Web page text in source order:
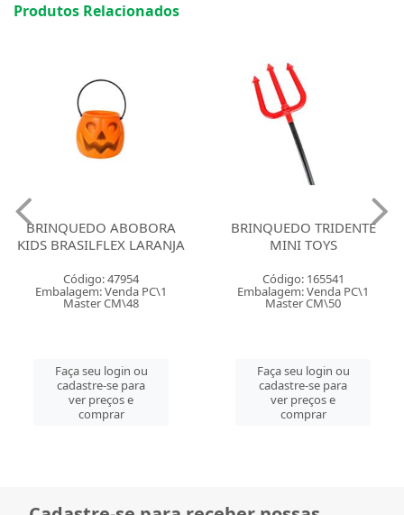
Produtos Relacionados
BRINQUEDO ABOBORA
KIDS BRASILFLEX LARANJA
Código: 47954
Embalagem: Venda PC\1
Master CM\48
Faça seu login ou
cadastre-se para
ver preços e
comprar
BRINQUEDO TRIDENTE
MINI TOYS
Código: 165541
Embalagem: Venda PC\1
Master CM\50
Faça seu login ou
cadastre-se para
ver preços e
comprar